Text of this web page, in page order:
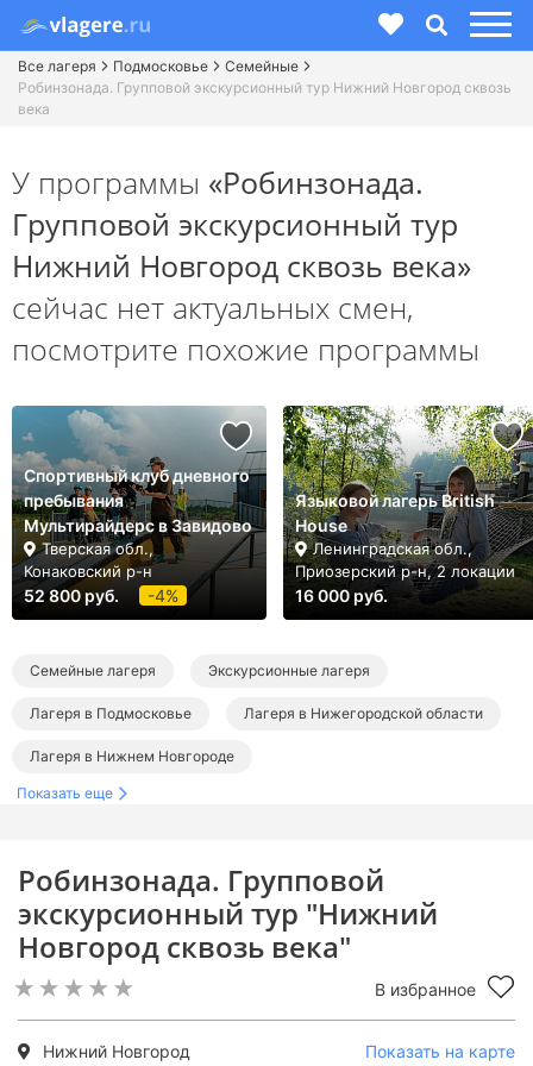
Все лагеря Подмосковье
Семейные
Робинзонада. Групповой экскурсионный тур Нижний Новгород сквозь
века
Робинзонада. Групповой
экскурсионный тур "Нижний
Новгород сквозь века"
В избранное
Нижний Новгород Показать на карте
У программы «Робинзонада.
Групповой экскурсионный тур
Нижний Новгород сквозь века»
сейчас нет актуальных смен,
посмотрите похожие программы
Спортивный клуб дневного
пребывания
Мультирайдерс в Завидово
Тверская обл.,
Конаковский р-н
52 800 руб. -4%
Языковой лагерь British
House
Ленинградская обл.,
Приозерский р-н, 2 локации
16 000 руб.
Семейные лагеря Экскурсионные лагеря
Лагеря в Подмосковье Лагеря в Нижегородской области
Лагеря в Нижнем Новгороде
Семейные лагеря в Подмосковье
Показать еще